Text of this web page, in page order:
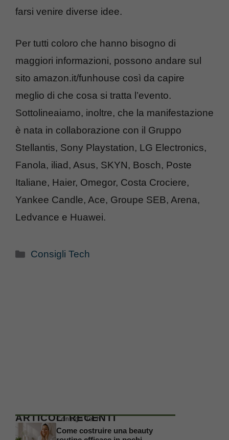
farsi venire diverse idee.
Per tutti coloro che hanno bisogno di
maggiori informazioni, possono andare sul
sito amazon.it/funhouse così da capire
meglio di che cosa si tratta l’evento.
Sottolineaiamo, inoltre, che la manifestazione
è nata in collaborazione con il Gruppo
Stellantis, Sony Playstation, LG Electronics,
Fanola, iliad, Asus, SKYN, Bosch, Poste
Italiane, Haier, Omegor, Costa Crociere,
Yankee Candle, Ace, Groupe SEB, Arena,
Ledvance e Huawei.
Categorie
Consigli Tech
ARTICOLI RECENTI
Consigli Tech
Come costruire una beauty